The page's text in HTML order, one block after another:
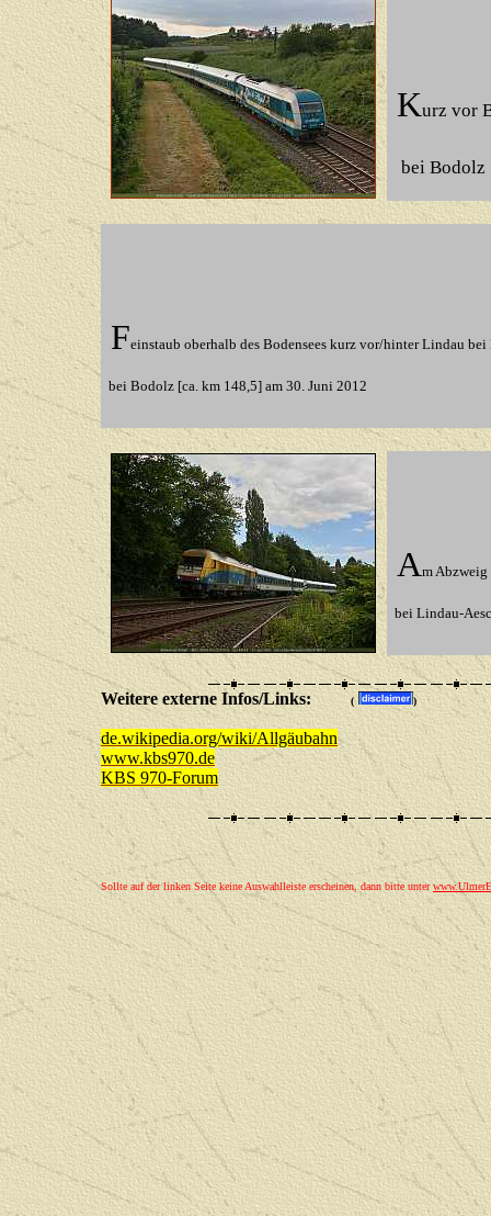
Kurz vor
bei
Feinstaub oberhalb des Bodensees kurz vor/hinter Lindau
bei Bodolz [ca. km 148,5] am 30. Juni 2012
Am
bei Lindau-
Weitere externe Infos/Links: ( )
de.wikipedia.org/wiki/Allgäubahn
www.kbs970.de
KBS 970-Forum
Sollte auf der linken Seite keine Auswahlleiste erscheinen, dann bitte unter